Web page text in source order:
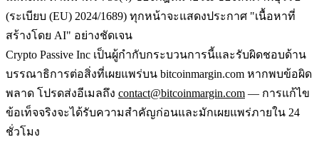
(ระเบียบ (EU) 2024/1689) ทุกหน้าจะแสดงประกาศ "เนื้อหาที่
สร้างโดย AI" อย่างชัดเจน
Crypto Passive Inc เป็นผู้กำกับกระบวนการนี้และรับผิดชอบด้าน
บรรณาธิการต่อสิ่งที่เผยแพร่บน bitcoinmargin.com หากพบข้อผิด
พลาด โปรดส่งอีเมลถึง contact@bitcoinmargin.com — การแก้ไข
ข้อเท็จจริงจะได้รับความสำคัญก่อนและมักเผยแพร่ภายใน 24
ชั่วโมง